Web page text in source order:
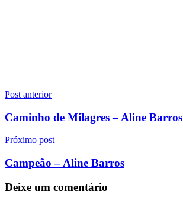
Navegação
de
Post anterior
Caminho de Milagres – Aline Barros
Próximo post
Campeão – Aline Barros
Deixe um comentário